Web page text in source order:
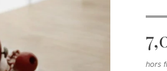
hors